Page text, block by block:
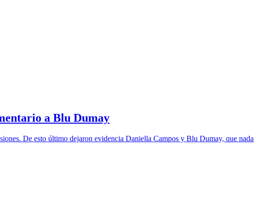
a Blu Dumay
De esto último dejaron evidencia Daniella Campos y Blu Dumay, que nada